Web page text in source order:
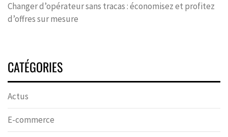
Changer d’opérateur sans tracas : économisez et profitez
d’offres sur mesure
CATÉGORIES
Actus
E-commerce